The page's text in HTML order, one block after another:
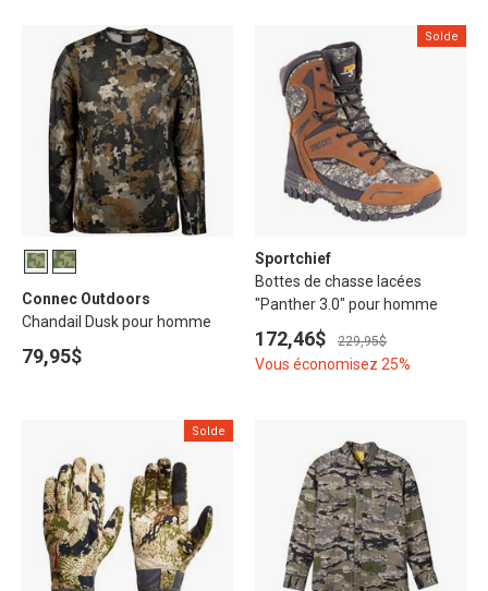
Connec Outdoors
Chandail Dusk pour homme
79,95$
Solde
Sportchief
Bottes de chasse lacées
"Panther 3.0" pour homme
172,46$ 229,95$
Vous économisez 25%
Solde